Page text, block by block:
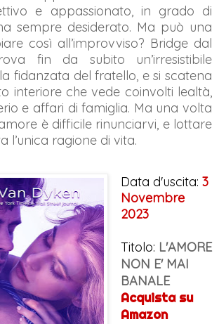
e appassionato, in grado di
sempre desiderato. Ma può una
così all’improvviso? Bridge dal
fin da subito un’irresistibile
fidanzata del fratello, e si scatena
interiore che vede coinvolti lealtà,
e affari di famiglia. Ma una volta
è difficile rinunciarvi, e lottare
l’unica ragione di vita.
Data d'uscita: 3
Novembre
2023
Titolo: L'AMORE
NON E' MAI
BANALE
Acquista su
Amazon